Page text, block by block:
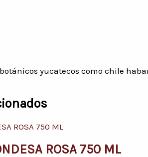
yucatecos como chile
ROSA 750 ML